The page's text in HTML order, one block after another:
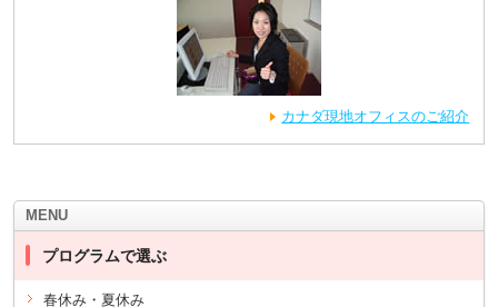
カナダ現地オフィスのご紹介
MENU
プログラムで選ぶ
春休み・夏休み